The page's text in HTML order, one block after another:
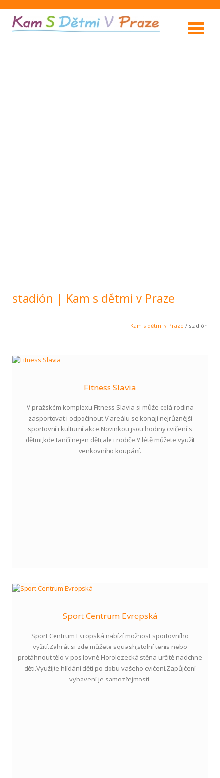
stadión | Kam s dětmi v Praze
Kam s dětmi v Praze / stadión
Fitness Slavia
V pražském komplexu Fitness Slavia si může celá rodina
zasportovat i odpočinout.V areálu se konají nejrůznější
sportovní i kulturní akce.Novinkou jsou hodiny cvičení s
dětmi,kde tančí nejen děti,ale i rodiče.V létě můžete využít
venkovního koupání.
Sport Centrum Evropská
Sport Centrum Evropská nabízí možnost sportovního
vyžití.Zahrát si zde můžete squash,stolní tenis nebo
protáhnout tělo v posilovně.Horolezecká stěna určitě nadchne
děti.Využijte hlídání dětí po dobu vašeho cvičení.Zapůjčení
vybavení je samozřejmostí.